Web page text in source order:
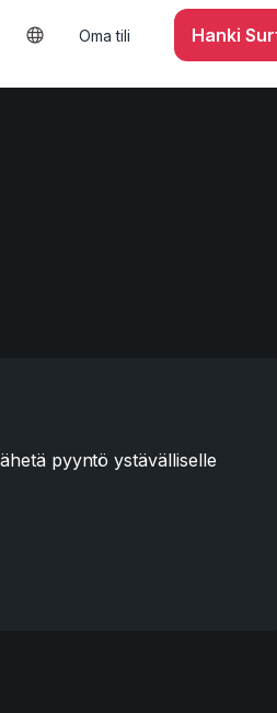
Oma tili Hanki
pyyntö ystävälliselle